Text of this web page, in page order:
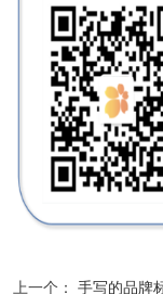
上一个： 手写的品牌